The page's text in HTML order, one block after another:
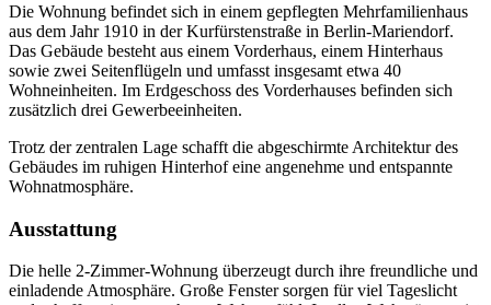
Die Wohnung befindet sich in einem gepflegten Mehrfamilienhaus
aus dem Jahr 1910 in der Kurfürstenstraße in Berlin-Mariendorf.
Das Gebäude besteht aus einem Vorderhaus, einem Hinterhaus
sowie zwei Seitenflügeln und umfasst insgesamt etwa 40
Wohneinheiten. Im Erdgeschoss des Vorderhauses befinden sich
zusätzlich drei Gewerbeeinheiten.
Trotz der zentralen Lage schafft die abgeschirmte Architektur des
Gebäudes im ruhigen Hinterhof eine angenehme und entspannte
Wohnatmosphäre.
Ausstattung
Die helle 2-Zimmer-Wohnung überzeugt durch ihre freundliche und
einladende Atmosphäre. Große Fenster sorgen für viel Tageslicht